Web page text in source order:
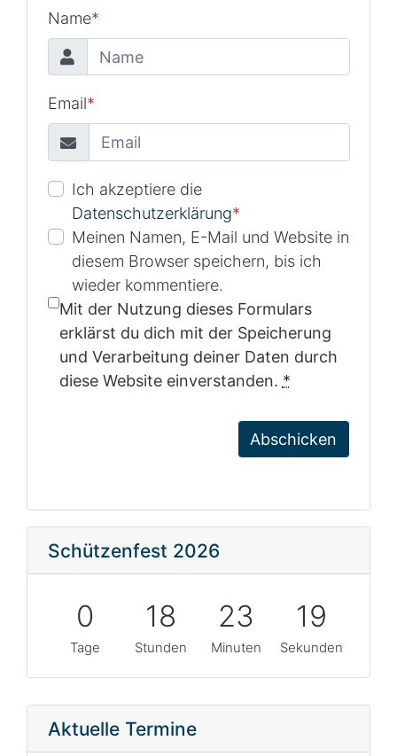
Name*
Email*
Ich akzeptiere die
Datenschutzerklärung*
Meinen Namen, E-Mail und Website in
diesem Browser speichern, bis ich
wieder kommentiere.
Mit der Nutzung dieses Formulars
erklärst du dich mit der Speicherung
und Verarbeitung deiner Daten durch
diese Website einverstanden. *
Schützenfest 2026
0 18 23 19
Tage Stunden Minuten Sekunden
Aktuelle Termine